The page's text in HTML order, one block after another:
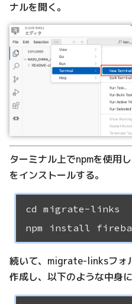
ナルを開く。
ターミナル上でnpmを使用
をインストールする。
cd migrate-links
続いて、migrate-linksフォ
作成し、以下のような中身に